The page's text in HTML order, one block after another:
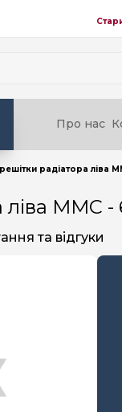
Про нас
решітки радіатора ліва
ліва MMC
та відгуки